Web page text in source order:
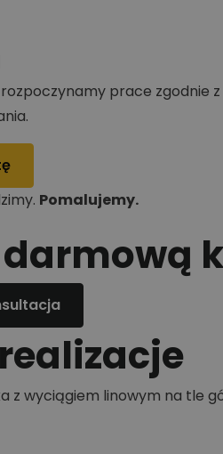
prace zgodnie
Pomalujemy.
darmową